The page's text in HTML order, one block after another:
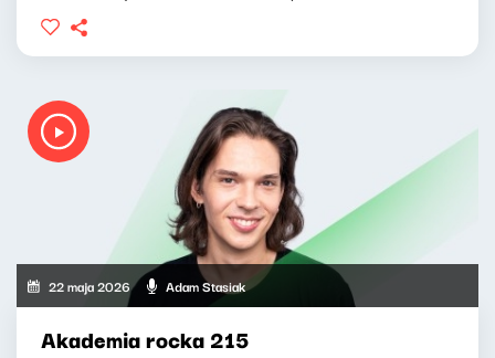
22 maja 2026 Adam Stasiak
Akademia rocka 215